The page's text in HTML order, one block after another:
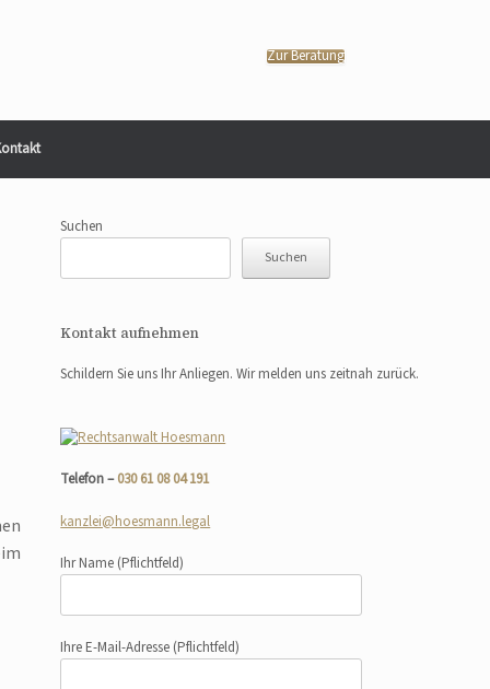
Zur Beratung
Suchen
Suchen
Kontakt aufnehmen
Schildern Sie uns Ihr Anliegen. Wir melden uns zeitnah zurück.
Telefon –030 61 08 04 191
kanzlei@hoesmann.legal
Ihr Name (Pflichtfeld)
Ihre E-Mail-Adresse (Pflichtfeld)